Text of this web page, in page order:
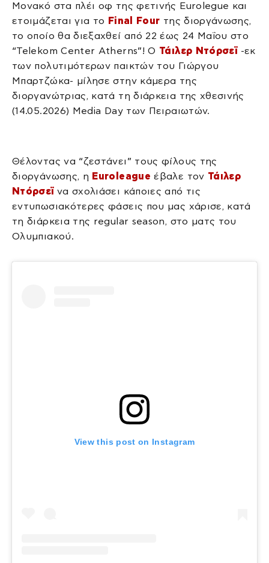
Μονακό στα πλέι οφ της φετινής Eurolegue και
ετοιμάζεται για το Final Four της διοργάνωσης,
το οποίο θα διεξαχθεί από 22 έως 24 Μαΐου στο
“Telekom Center Atherns”! Ο Τάιλερ Ντόρσεϊ-εκ
των πολυτιμότερων παικτών του Γιώργου
Μπαρτζώκα- μίλησε στην κάμερα της
διοργανώτριας, κατά τη διάρκεια της χθεσινής
(14.05.2026) Media Day των Πειραιωτών.
Θέλοντας να “ζεστάνει” τους φίλους της
διοργάνωσης, η Euroleague έβαλε τον Τάιλερ
Ντόρσεϊνα σχολιάσει κάποιες από τις
εντυπωσιακότερες φάσεις που μας χάρισε, κατά
τη διάρκεια της regular season, στο ματς του
Ολυμπιακού.
View this post on Instagram